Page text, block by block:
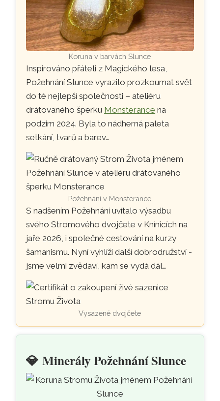
Koruna v barvách Slunce
Inspirováno přáteli z Magického lesa,
Požehnání Slunce vyrazilo prozkoumat svět
do té nejlepší společnosti – ateliéru
drátovaného šperku Monsterance na
podzim 2024. Byla to nádherná paleta
setkání, tvarů a barev…
Požehnání v Monsterance
S nadšením Požehnání uvítalo výsadbu
svého Stromového dvojčete v Knínicích na
jaře 2026, i společné cestování na kurzy
šamanismu. Nyní vyhlíží další dobrodružství -
jsme velmi zvědaví, kam se vydá dál…
Vysazené dvojčete
💎Minerály Požehnání Slunce